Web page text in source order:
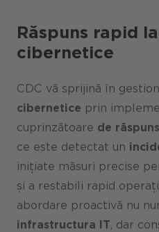
Răspuns rapid
cibernetice
CDC vă sprijină în
cibernetice prin
cuprinzătoare de
ce este detectat un
inițiate măsuri precise
și a restabili rapid
abordare proactivă nu
infrastructura IT, dar